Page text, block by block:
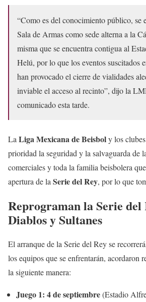
“Como es del conocimiento público, se
Sala de Armas como sede alterna a la
misma que se encuentra contigua al
Helú, por lo que los eventos suscitados
han provocado el cierre de vialidades
inviable el acceso al recinto”, dijo la
comunicado esta tarde.
La Liga Mexicana de Beisboly los
prioridad la seguridad y la salvaguarda de
comerciales y toda la familia beisbolera
apertura de la Serie del Rey, por lo que
Reprograman la Serie del
Diablos y Sultanes
El arranque de la Serie del Rey se
los equipos que se enfrentarán, acordaron
la siguiente manera:
Juego 1: 4 de septiembre(Estadio